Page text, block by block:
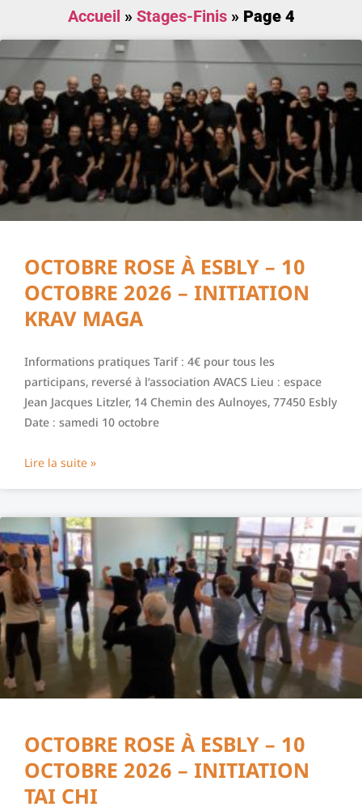
Accueil » Stages-Finis» Page 4
OCTOBRE ROSE À ESBLY – 10
OCTOBRE 2026 – INITIATION
KRAV MAGA
Informations pratiques Tarif : 4€ pour tous les
participans, reversé à l’association AVACS Lieu : espace
Jean Jacques Litzler, 14 Chemin des Aulnoyes, 77450 Esbly
Date : samedi 10 octobre
Lire la suite »
OCTOBRE ROSE À ESBLY – 10
OCTOBRE 2026 – INITIATION
TAI CHI